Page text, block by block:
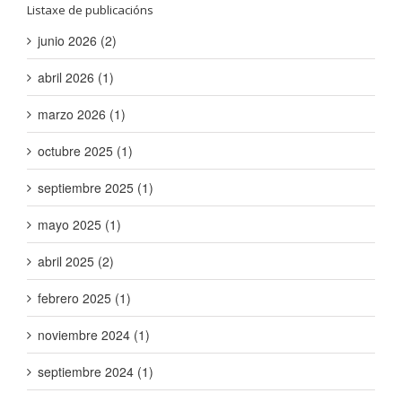
Listaxe de publicacións
junio 2026 (2)
abril 2026 (1)
marzo 2026 (1)
octubre 2025 (1)
septiembre 2025 (1)
mayo 2025 (1)
abril 2025 (2)
febrero 2025 (1)
noviembre 2024 (1)
septiembre 2024 (1)